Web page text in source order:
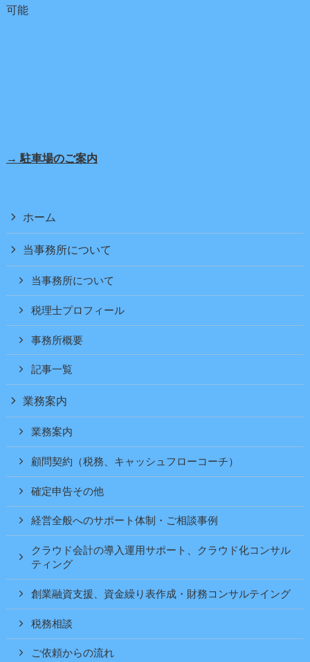
可能
→ 駐車場のご案内
ホーム
当事務所について
当事務所について
税理士プロフィール
事務所概要
記事一覧
業務案内
業務案内
顧問契約（税務、キャッシュフローコーチ）
確定申告その他
経営全般へのサポート体制・ご相談事例
クラウド会計の導入運用サポート、クラウド化コンサル
ティング
創業融資支援、資金繰り表作成・財務コンサルテイング
税務相談
ご依頼からの流れ